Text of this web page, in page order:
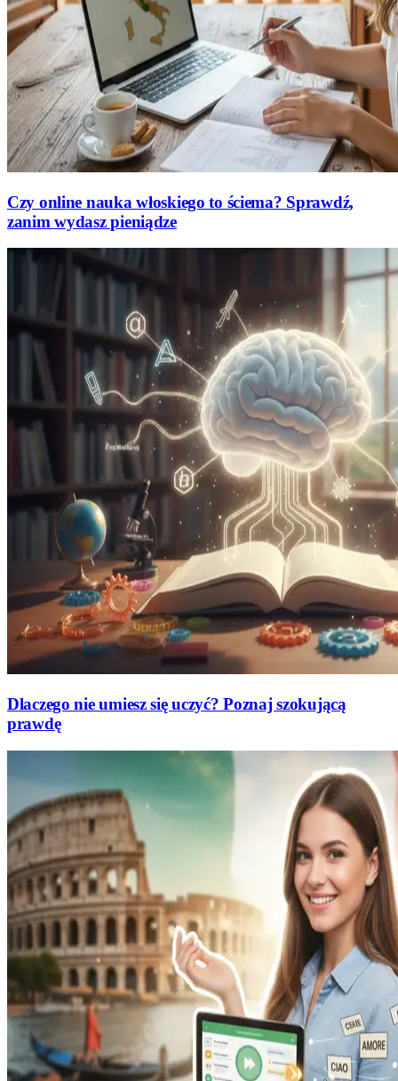
Czy online nauka włoskiego to ściema? Sprawdź,
zanim wydasz pieniądze
Dlaczego nie umiesz się uczyć? Poznaj szokującą
prawdę